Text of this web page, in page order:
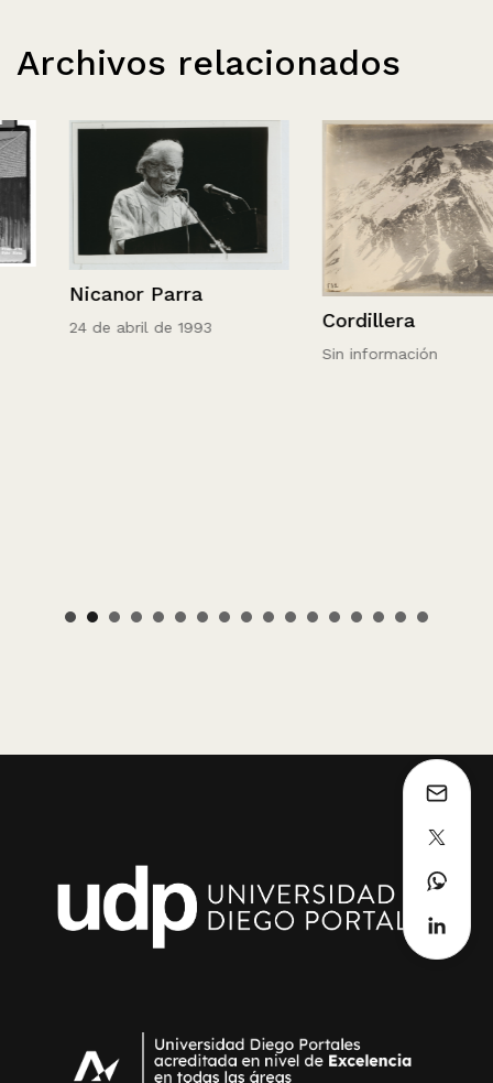
Archivos relacionados
Nicanor Parra
24 de abril de 1993 Cordillera
Sin información